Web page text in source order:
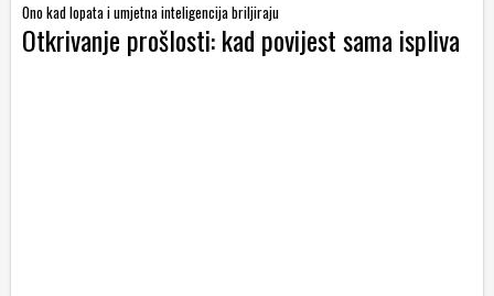
Ono kad lopata i umjetna inteligencija briljiraju
Otkrivanje prošlosti: kad povijest sama ispliva